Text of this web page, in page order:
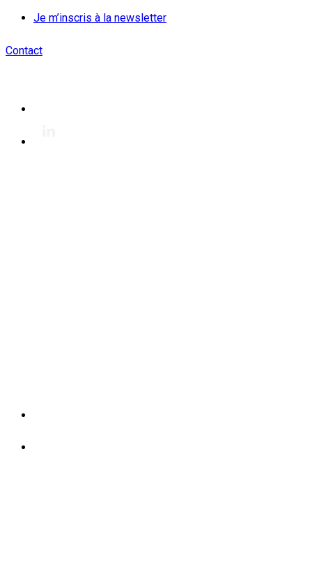
Je m’inscris à la newsletter
Contact